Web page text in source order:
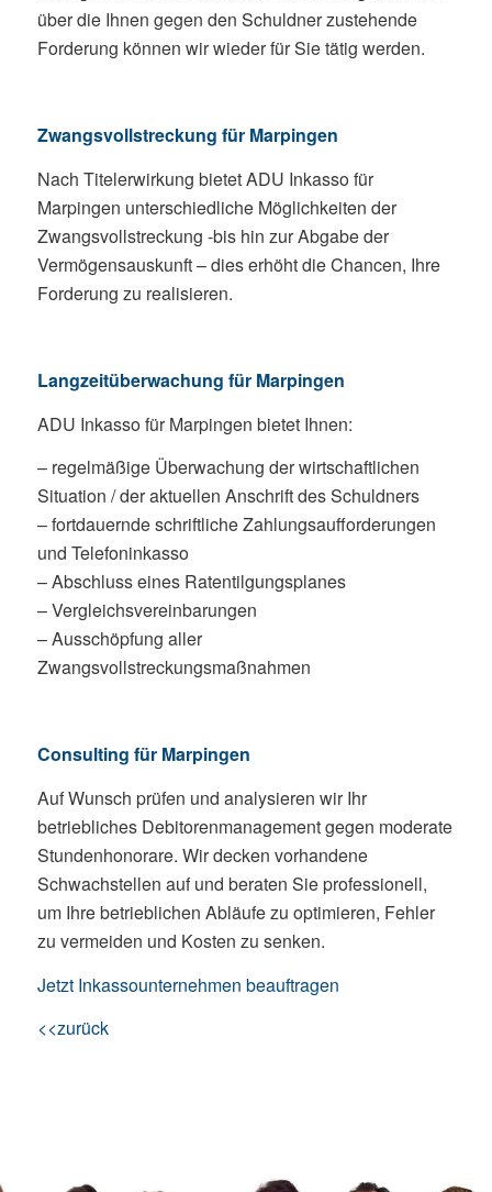
über die Ihnen gegen den Schuldner zustehende
Forderung können wir wieder für Sie tätig werden.
Zwangsvollstreckung für Marpingen
Nach Titelerwirkung bietet ADU Inkasso für
Marpingen unterschiedliche Möglichkeiten der
Zwangsvollstreckung -bis hin zur Abgabe der
Vermögensauskunft – dies erhöht die Chancen, Ihre
Forderung zu realisieren.
Langzeitüberwachung für Marpingen
ADU Inkasso für Marpingen bietet Ihnen:
– regelmäßige Überwachung der wirtschaftlichen
Situation / der aktuellen Anschrift des Schuldners
– fortdauernde schriftliche Zahlungsaufforderungen
und Telefoninkasso
– Abschluss eines Ratentilgungsplanes
– Vergleichsvereinbarungen
– Ausschöpfung aller
Zwangsvollstreckungsmaßnahmen
Consulting für Marpingen
Auf Wunsch prüfen und analysieren wir Ihr
betriebliches Debitorenmanagement gegen moderate
Stundenhonorare. Wir decken vorhandene
Schwachstellen auf und beraten Sie professionell,
um Ihre betrieblichen Abläufe zu optimieren, Fehler
zu vermeiden und Kosten zu senken.
Jetzt Inkassounternehmen beauftragen
<<zurück